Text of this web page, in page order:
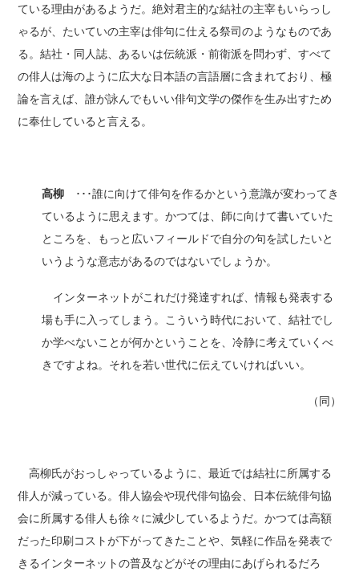
ている理由があるようだ。絶対君主的な結社の主宰もいらっし
ゃるが、たいていの主宰は俳句に仕える祭司のようなものであ
る。結社・同人誌、あるいは伝統派・前衛派を問わず、すべて
の俳人は海のように広大な日本語の言語層に含まれており、極
論を言えば、誰が詠んでもいい俳句文学の傑作を生み出すため
に奉仕していると言える。
高柳 ･･･誰に向けて俳句を作るかという意識が変わってき
ているように思えます。かつては、師に向けて書いていた
ところを、もっと広いフィールドで自分の句を試したいと
いうような意志があるのではないでしょうか。
インターネットがこれだけ発達すれば、情報も発表する
場も手に入ってしまう。こういう時代において、結社でし
か学べないことが何かということを、冷静に考えていくべ
きですよね。それを若い世代に伝えていければいい。
（同）
高柳氏がおっしゃっているように、最近では結社に所属する
俳人が減っている。俳人協会や現代俳句協会、日本伝統俳句協
会に所属する俳人も徐々に減少しているようだ。かつては高額
だった印刷コストが下がってきたことや、気軽に作品を発表で
きるインターネットの普及などがその理由にあげられるだろ